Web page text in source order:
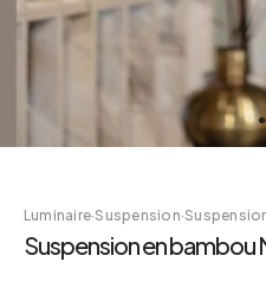
Luminaire·Suspension·
Suspension en bambou